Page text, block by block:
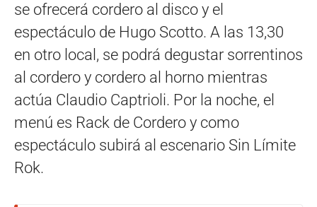
se ofrecerá cordero al disco y el
espectáculo de Hugo Scotto. A las 13,30
en otro local, se podrá degustar sorrentinos
al cordero y cordero al horno mientras
actúa Claudio Captrioli. Por la noche, el
menú es Rack de Cordero y como
espectáculo subirá al escenario Sin Límite
Rok.